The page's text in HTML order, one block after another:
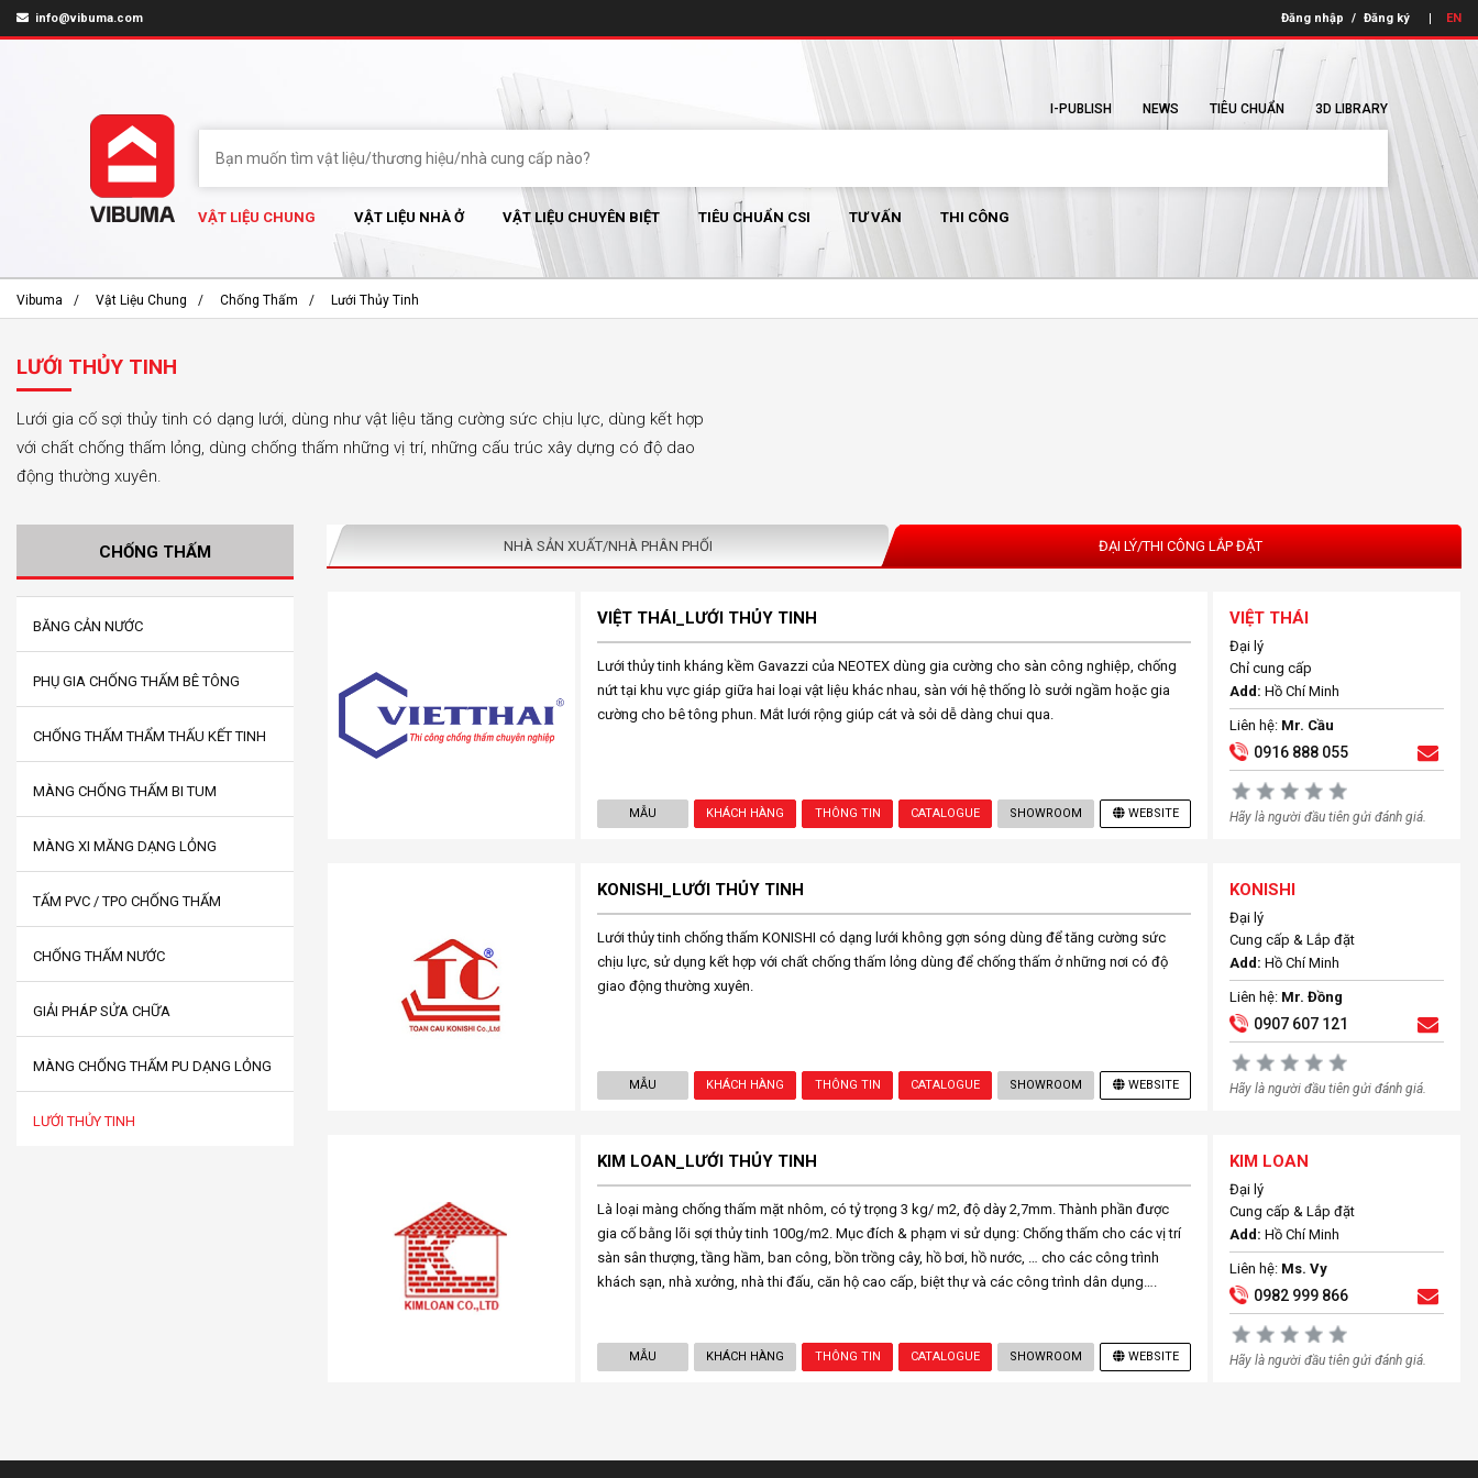
info@vibuma.com Đăng nhập / Đăng ký EN
I-PUBLISH NEWS TIÊU CHUẨN 3D LIBRARY
VẬT LIỆU CHUNG VẬT LIỆU NHÀ Ở VẬT LIỆU CHUYÊN BIỆT TIÊU CHUẨN CSI TƯ VẤN THI CÔNG
Vibuma Vật Liệu Chung Chống Thấm Lưới Thủy Tinh
LƯỚI THỦY TINH
Lưới gia cố sợi thủy tinh có dạng lưới, dùng như vật liệu tăng cường sức chịu lực, dùng kết hợp
với chất chống thấm lỏng, dùng chống thấm những vị trí, những cấu trúc xây dựng có độ dao
động thường xuyên.
NHÀ SẢN XUẤT/NHÀ PHÂN PHỐI ĐẠI LÝ/THI CÔNG LẮP ĐẶT
VIỆT THÁI_LƯỚI THỦY TINH
Lưới thủy tinh kháng kềm Gavazzi của NEOTEX dùng gia cường cho sàn công nghiệp, chống
nứt tại khu vực giáp giữa hai loại vật liệu khác nhau, sàn với hệ thống lò sưởi ngầm hoặc gia
cường cho bê tông phun. Mắt lưới rộng giúp cát và sỏi dễ dàng chui qua.
MẪU KHÁCH HÀNG THÔNG TIN CATALOGUE SHOWROOM WEBSITE
VIỆT THÁI
Đại lý
Chỉ cung cấp
Add: Hồ Chí Minh
Liên hệ: Mr. Cầu
0916 888 055
Hãy là người đầu tiên gửi đánh giá.
KONISHI_LƯỚI THỦY TINH
Lưới thủy tinh chống thấm KONISHI có dạng lưới không gợn sóng dùng để tăng cường sức
chịu lực, sử dụng kết hợp với chất chống thấm lỏng dùng để chống thấm ở những nơi có độ
giao động thường xuyên.
MẪU KHÁCH HÀNG THÔNG TIN CATALOGUE SHOWROOM WEBSITE
KONISHI
Đại lý
Cung cấp & Lắp đặt
Add: Hồ Chí Minh
Liên hệ: Mr. Đồng
0907 607 121
Hãy là người đầu tiên gửi đánh giá.
KIM LOAN_LƯỚI THỦY TINH
Là loại màng chống thấm mặt nhôm, có tỷ trọng 3 kg/ m2, độ dày 2,7mm. Thành phần được
gia cố bằng lõi sợi thủy tinh 100g/m2. Mục đích & phạm vi sử dụng: Chống thấm cho các vị trí
sàn sân thượng, tầng hầm, ban công, bồn trồng cây, hồ bơi, hồ nước, … cho các công trình
khách sạn, nhà xưởng, nhà thi đấu, căn hộ cao cấp, biệt thự và các công trình dân dụng….
MẪU KHÁCH HÀNG THÔNG TIN CATALOGUE SHOWROOM WEBSITE
KIM LOAN
Đại lý
Cung cấp & Lắp đặt
Add: Hồ Chí Minh
Liên hệ: Ms. Vy
0982 999 866
Hãy là người đầu tiên gửi đánh giá.
CHỐNG THẤM
BĂNG CẢN NƯỚC
PHỤ GIA CHỐNG THẤM BÊ TÔNG
CHỐNG THẤM THẨM THẤU KẾT TINH
MÀNG CHỐNG THẤM BI TUM
MÀNG XI MĂNG DẠNG LỎNG
TẤM PVC / TPO CHỐNG THẤM
CHỐNG THẤM NƯỚC
GIẢI PHÁP SỬA CHỮA
MÀNG CHỐNG THẤM PU DẠNG LỎNG
LƯỚI THỦY TINH